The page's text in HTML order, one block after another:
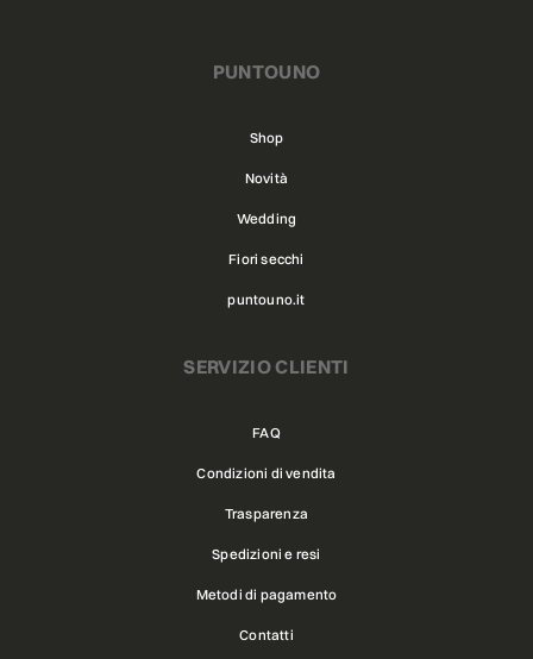
PUNTOUNO
Shop
Novità
Wedding
Fiori secchi
puntouno.it
SERVIZIO CLIENTI
FAQ
Condizioni di vendita
Trasparenza
Spedizioni e resi
Metodi di pagamento
Contatti